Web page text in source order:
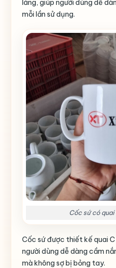
láng, giúp người dùng dễ
mỗi lần sử dụng.
Cốc sứ có
Cốc sứ được thiết kế quai
người dùng dễ dàng cầm
mà không sợ bị bỏng tay.